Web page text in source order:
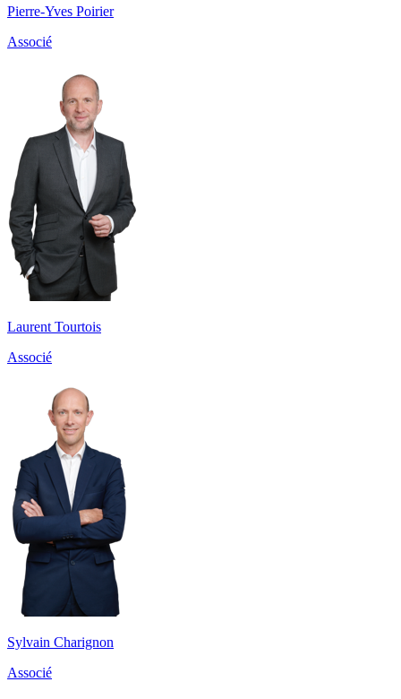
Pierre-Yves Poirier
Associé
Laurent Tourtois
Associé
Sylvain Charignon
Associé